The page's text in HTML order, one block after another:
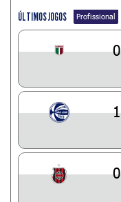
ÚLTIMOS JOGOS Profissional
0
1
0